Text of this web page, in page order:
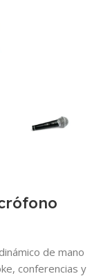
dinámico de mano
conferencias y